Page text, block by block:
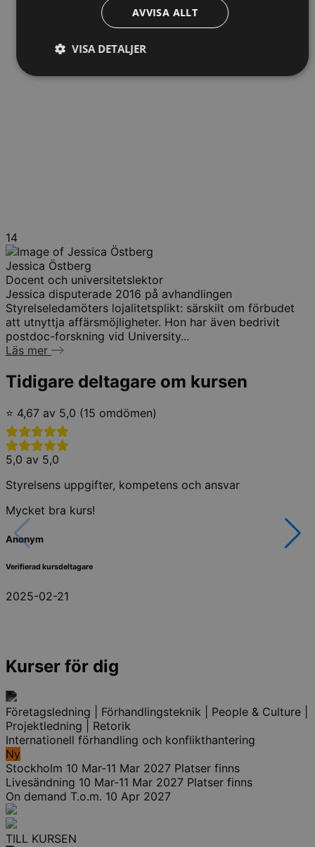
14
Jessica Östberg
Docent och universitetslektor
Jessica disputerade 2016 på avhandlingen
Styrelseledamöters lojalitetsplikt: särskilt om förbudet
att utnyttja affärsmöjligheter. Hon har även bedrivit
postdoc-forskning vid University...
Läs mer
Tidigare deltagare om kursen
⭐ 4,67 av 5,0 (15 omdömen)
5,0 av 5,0
Styrelsens uppgifter, kompetens och ansvar
Mycket bra kurs!
Anonym
Verifierad kursdeltagare
2025-02-21
Kurser för dig
Företagsledning | Förhandlingsteknik | People & Culture |
Projektledning | Retorik
Internationell förhandling och konflikthantering
Ny
Stockholm 10 Mar-11 Mar 2027 Platser finns
Livesändning 10 Mar-11 Mar 2027 Platser finns
On demand T.o.m. 10 Apr 2027
TILL KURSEN
AVVISA ALLT
VISA DETALJER